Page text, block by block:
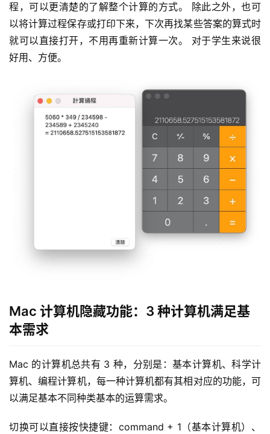
程，可以更清楚的了解整个计算的方式。 除此之外，也可
以将计算过程保存或打印下来，下次再找某些答案的算式时
就可以直接打开，不用再重新计算一次。 对于学生来说很
好用、方便。
Mac 计算机隐藏功能：3 种计算机满足基
本需求
Mac 的计算机总共有 3 种，分别是：基本计算机、科学计
算机、编程计算机，每一种计算机都有其相对应的功能，可
以满足基本不同种类基本的运算需求。
切换可以直接按快捷键：command + 1（基本计算机）、